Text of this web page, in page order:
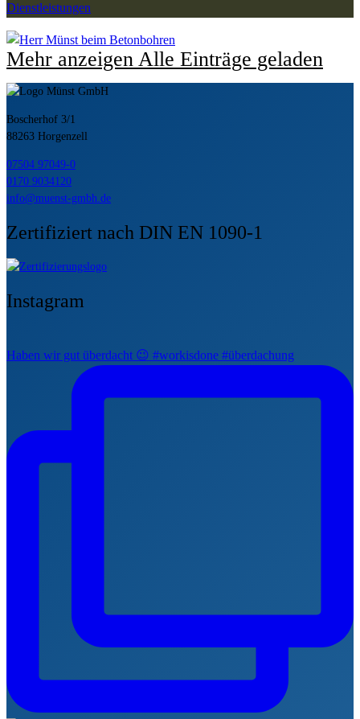
Dienstleistungen
Mehr anzeigen Alle Einträge geladen
Boscherhof 3/1
88263 Horgenzell
07504 97049-0
0170 9034120
info@muenst-gmbh.de
Zertifiziert nach DIN EN 1090-1
Instagram
Haben wir gut überdacht 😉 #workisdone #überdachung